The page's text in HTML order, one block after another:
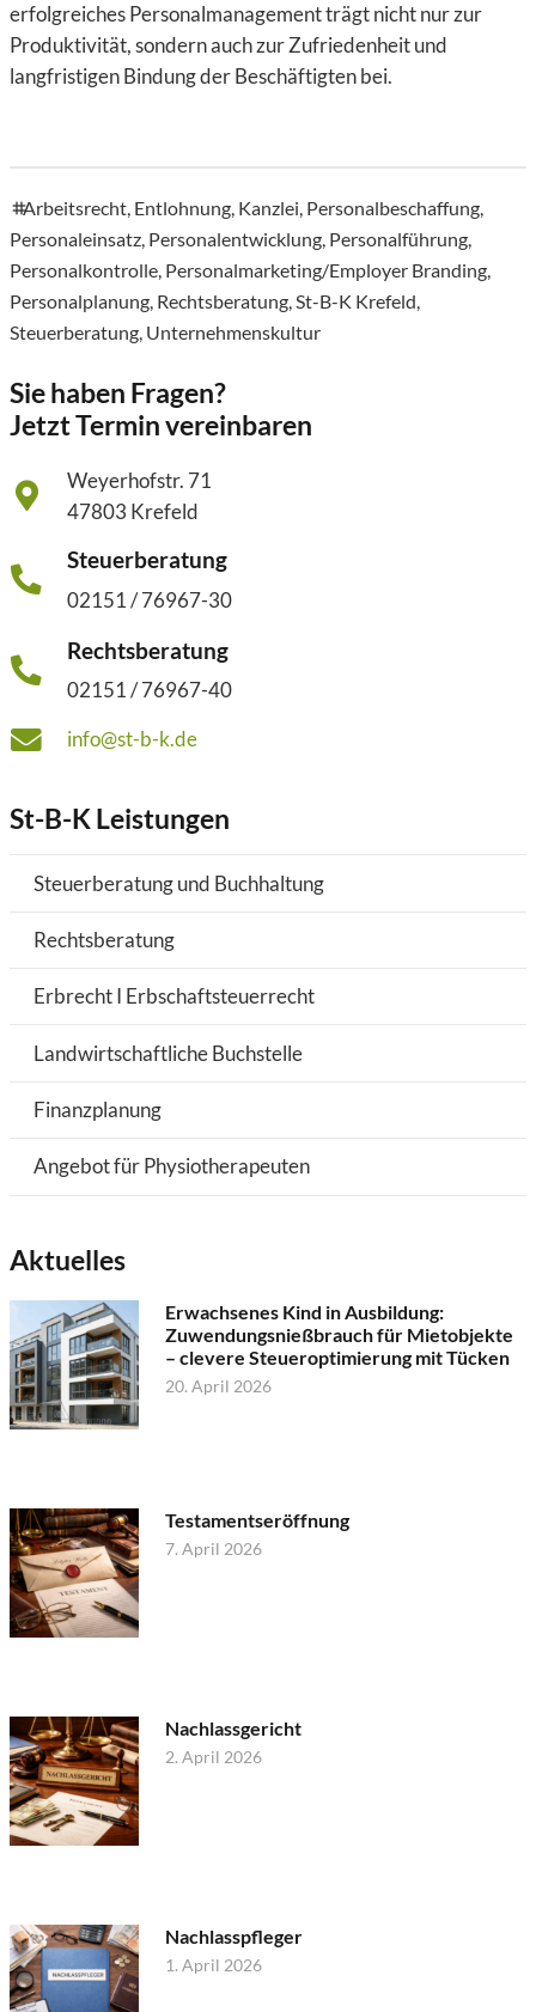
erfolgreiches Personalmanagement trägt nicht nur zur
Produktivität, sondern auch zur Zufriedenheit und
langfristigen Bindung der Beschäftigten bei.
tags
Arbeitsrecht, Entlohnung, Kanzlei, Personalbeschaffung,
Personaleinsatz, Personalentwicklung, Personalführung,
Personalkontrolle, Personalmarketing/Employer Branding,
Personalplanung, Rechtsberatung,St-B-K Krefeld,
Steuerberatung, Unternehmenskultur
Sie haben Fragen?
Jetzt Termin vereinbaren
Weyerhofstr. 71
47803 Krefeld
Steuerberatung
02151 / 76967-30
Rechtsberatung
02151 / 76967-40
info@st-b-k.de
St-B-K Leistungen
Steuerberatung und Buchhaltung
Rechtsberatung
Erbrecht I Erbschaftsteuerrecht
Landwirtschaftliche Buchstelle
Finanzplanung
Angebot für Physiotherapeuten
Aktuelles
Erwachsenes Kind in Ausbildung:
Zuwendungsnießbrauch für Mietobjekte
– clevere Steueroptimierung mit Tücken
20. April 2026
Testamentseröffnung
7. April 2026
Nachlassgericht
2. April 2026
Nachlasspfleger
1. April 2026